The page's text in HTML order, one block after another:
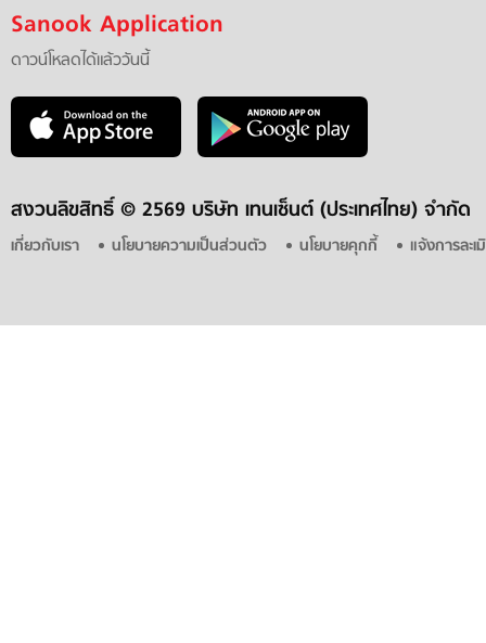
Sanook Application
ดาวน์โหลดได้แล้ววันนี้
สงวนลิขสิทธิ์ © 2569 บริษัท เทนเซ็นต์ (ประเทศไทย) จำกัด
เกี่ยวกับเรา นโยบายความเป็นส่วนตัว นโยบายคุกกี้ แจ้งการละ